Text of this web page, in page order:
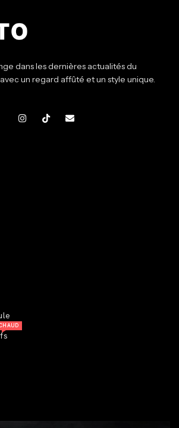
dans les dernières actualités du
un regard affûté et un style unique.